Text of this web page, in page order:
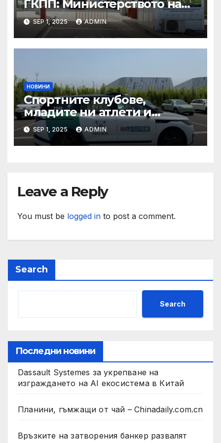
ГКПП: Министерството на
туризма и контролните
органи откриха нарушения
при пътувания
SEP 1, 2025 ADMIN
НОВИНИ
Спортните клубове,
младите ни атлети и
техните треньори имат
нужда от нашата подкрепа
и ние ще им я осигурим
SEP 1, 2025 ADMIN
Leave a Reply
You must be logged in to post a comment.
Search
Search
Последни новини
Dassault Systemes за укрепване на
изграждането на AI екосистема в Китай
Планини, гъмжащи от чай – Chinadaily.com.cn
Връзките на затворения банкер развалят